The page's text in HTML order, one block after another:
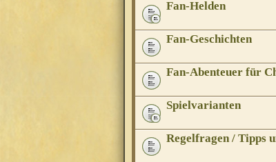
Fan-Helden
Fan-Geschichten
Fan-Abenteuer für
Spielvarianten
Regelfragen / Tipps